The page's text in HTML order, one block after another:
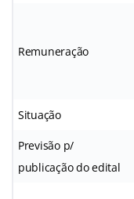
Remuneração
Situação
Previsão p/
publicação do edital